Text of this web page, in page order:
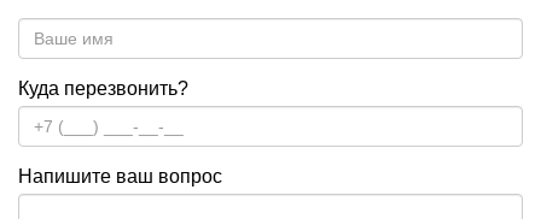
Куда перезвонить?
Напишите ваш вопрос